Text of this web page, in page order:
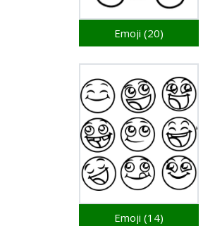
Emoji (20)
Emoji (14)